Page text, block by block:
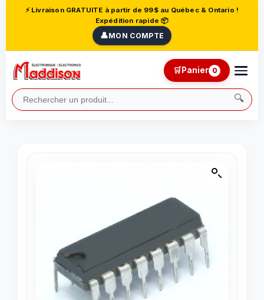
⚡ Livraison GRATUITE à partir de 99$ au Québec & Ontario !
Expédition rapide 📦
👤MON COMPTE
🔍
🛒Panier 0